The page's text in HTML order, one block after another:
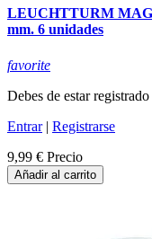
LEUCHTTURM
mm. 6 unidades
favorite
Debes de estar registrado
Entrar| Registrarse
9,99 € Precio
Añadir al carrito